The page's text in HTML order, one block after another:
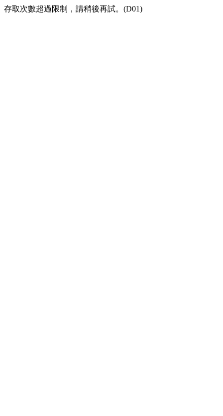
存取次數超過限制，請稍後再試。(D01)